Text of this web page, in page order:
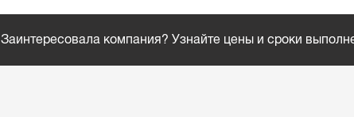
Заинтересовала компания? Узнайте цены и сроки